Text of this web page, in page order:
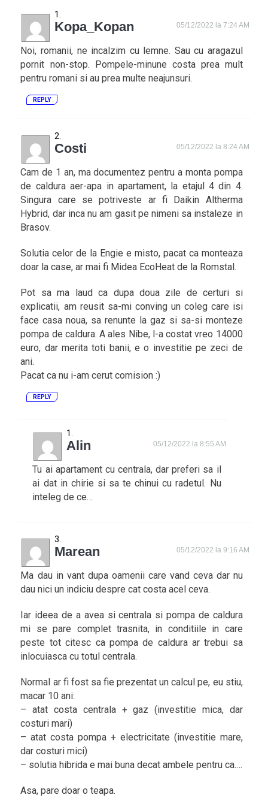
Kopa_Kopan 05/12/2022 la 7:24 AM
Noi, romanii, ne incalzim cu lemne. Sau cu aragazul
pornit non-stop. Pompele-minune costa prea mult
pentru romani si au prea multe neajunsuri.
REPLY
Costi 05/12/2022 la 8:24 AM
Cam de 1 an, ma documentez pentru a monta pompa
de caldura aer-apa in apartament, la etajul 4 din 4.
Singura care se potriveste ar fi Daikin Altherma
Hybrid, dar inca nu am gasit pe nimeni sa instaleze in
Brasov.
Solutia celor de la Engie e misto, pacat ca monteaza
doar la case, ar mai fi Midea EcoHeat de la Romstal.
Pot sa ma laud ca dupa doua zile de certuri si
explicatii, am reusit sa-mi conving un coleg care isi
face casa noua, sa renunte la gaz si sa-si monteze
pompa de caldura. A ales Nibe, l-a costat vreo 14000
euro, dar merita toti banii, e o investitie pe zeci de
ani.
Pacat ca nu i-am cerut comision :)
REPLY
Alin 05/12/2022 la 8:55 AM
Tu ai apartament cu centrala, dar preferi sa il
ai dat in chirie si sa te chinui cu radetul. Nu
inteleg de ce…
Marean 05/12/2022 la 9:16 AM
Ma dau in vant dupa oamenii care vand ceva dar nu
dau nici un indiciu despre cat costa acel ceva.
Iar ideea de a avea si centrala si pompa de caldura
mi se pare complet trasnita, in conditiile in care
peste tot citesc ca pompa de caldura ar trebui sa
inlocuiasca cu totul centrala.
Normal ar fi fost sa fie prezentat un calcul pe, eu stiu,
macar 10 ani:
– atat costa centrala + gaz (investitie mica, dar
costuri mari)
– atat costa pompa + electricitate (investitie mare,
dar costuri mici)
– solutia hibrida e mai buna decat ambele pentru ca….
Asa, pare doar o teapa.